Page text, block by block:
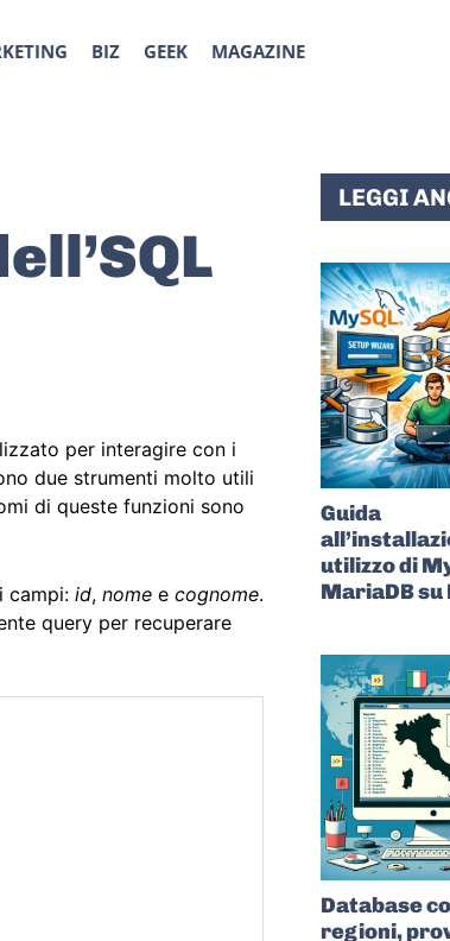
BIZ GEEK MAGAZINE
per interagire con i
due strumenti molto utili
di queste funzioni sono
campi: id, nome e cognome.
query per recuperare
LEGGI
Guida
utilizzo di
MariaDB su
Database
regioni,